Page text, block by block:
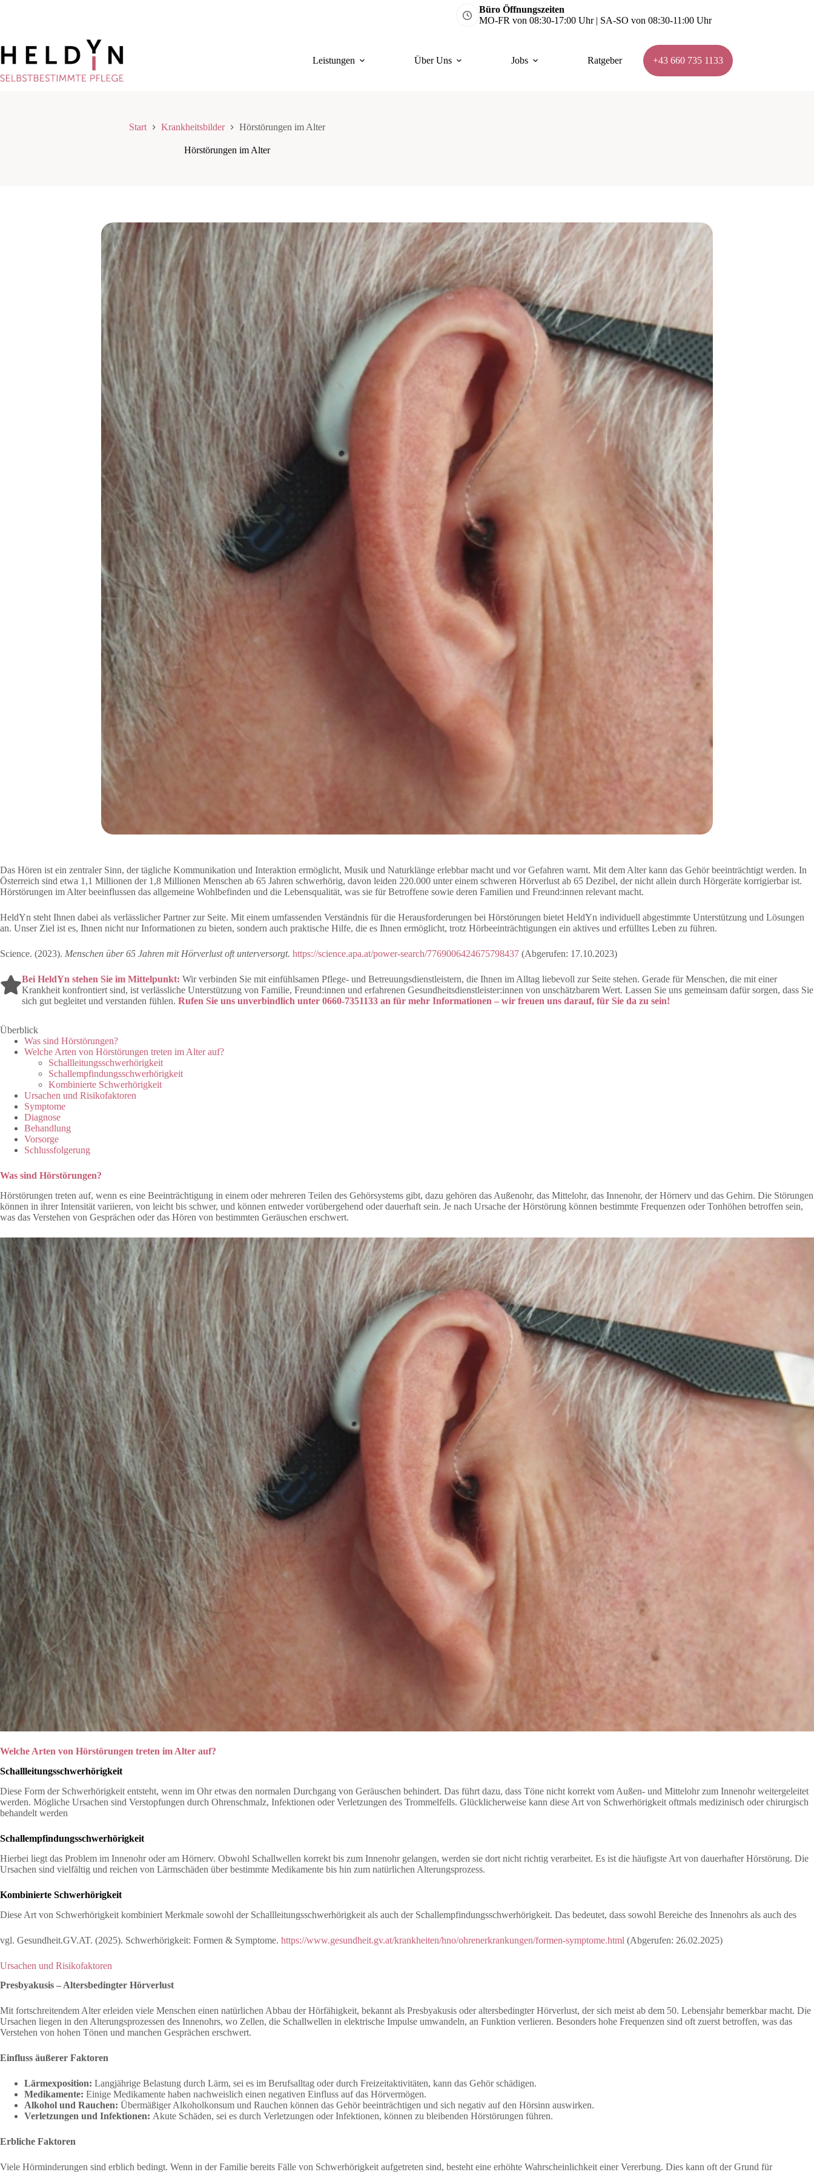
Büro Öffnungszeiten
MO-FR von 08:30-17:00 Uhr | SA-SO von 08:30-11:00 Uhr
Leistungen Über Uns Jobs Ratgeber +43 660 735 1133
Start Krankheitsbilder Hörstörungen im Alter
Hörstörungen im Alter
Das Hören ist ein zentraler Sinn, der tägliche Kommunikation und Interaktion ermöglicht, Musik und Naturklänge erlebbar macht und vor Gefahren warnt. Mit dem Alter kann das Gehör beeinträchtigt werden. In
Österreich sind etwa 1,1 Millionen der 1,8 Millionen Menschen ab 65 Jahren schwerhörig, davon leiden 220.000 unter einem schweren Hörverlust ab 65 Dezibel, der nicht allein durch Hörgeräte korrigierbar ist.
Hörstörungen im Alter beeinflussen das allgemeine Wohlbefinden und die Lebensqualität, was sie für Betroffene sowie deren Familien und Freund:innen relevant macht.
HeldYn steht Ihnen dabei als verlässlicher Partner zur Seite. Mit einem umfassenden Verständnis für die Herausforderungen bei Hörstörungen bietet HeldYn individuell abgestimmte Unterstützung und Lösungen
an. Unser Ziel ist es, Ihnen nicht nur Informationen zu bieten, sondern auch praktische Hilfe, die es Ihnen ermöglicht, trotz Hörbeeinträchtigungen ein aktives und erfülltes Leben zu führen.
Science. (2023). Menschen über 65 Jahren mit Hörverlust oft unterversorgt. https://science.apa.at/power-search/7769006424675798437 (Abgerufen: 17.10.2023)
Bei HeldYn stehen Sie im Mittelpunkt: Wir verbinden Sie mit einfühlsamen Pflege- und Betreuungsdienstleistern, die Ihnen im Alltag liebevoll zur Seite stehen. Gerade für Menschen, die mit einer
Krankheit konfrontiert sind, ist verlässliche Unterstützung von Familie, Freund:innen und erfahrenen Gesundheitsdienstleister:innen von unschätzbarem Wert. Lassen Sie uns gemeinsam dafür sorgen, dass Sie
sich gut begleitet und verstanden fühlen. Rufen Sie uns unverbindlich unter 0660-7351133 an für mehr Informationen – wir freuen uns darauf, für Sie da zu sein!
Überblick
Was sind Hörstörungen?
Welche Arten von Hörstörungen treten im Alter auf?
Schallleitungsschwerhörigkeit
Schallempfindungsschwerhörigkeit
Kombinierte Schwerhörigkeit
Ursachen und Risikofaktoren
Symptome
Diagnose
Behandlung
Vorsorge
Schlussfolgerung
Was sind Hörstörungen?
Hörstörungen treten auf, wenn es eine Beeinträchtigung in einem oder mehreren Teilen des Gehörsystems gibt, dazu gehören das Außenohr, das Mittelohr, das Innenohr, der Hörnerv und das Gehirn. Die Störungen
können in ihrer Intensität variieren, von leicht bis schwer, und können entweder vorübergehend oder dauerhaft sein. Je nach Ursache der Hörstörung können bestimmte Frequenzen oder Tonhöhen betroffen sein,
was das Verstehen von Gesprächen oder das Hören von bestimmten Geräuschen erschwert.
Welche Arten von Hörstörungen treten im Alter auf?
Schallleitungsschwerhörigkeit
Diese Form der Schwerhörigkeit entsteht, wenn im Ohr etwas den normalen Durchgang von Geräuschen behindert. Das führt dazu, dass Töne nicht korrekt vom Außen- und Mittelohr zum Innenohr weitergeleitet
werden. Mögliche Ursachen sind Verstopfungen durch Ohrenschmalz, Infektionen oder Verletzungen des Trommelfells. Glücklicherweise kann diese Art von Schwerhörigkeit oftmals medizinisch oder chirurgisch
behandelt werden
Schallempfindungsschwerhörigkeit
Hierbei liegt das Problem im Innenohr oder am Hörnerv. Obwohl Schallwellen korrekt bis zum Innenohr gelangen, werden sie dort nicht richtig verarbeitet. Es ist die häufigste Art von dauerhafter Hörstörung. Die
Ursachen sind vielfältig und reichen von Lärmschäden über bestimmte Medikamente bis hin zum natürlichen Alterungsprozess.
Kombinierte Schwerhörigkeit
Diese Art von Schwerhörigkeit kombiniert Merkmale sowohl der Schallleitungsschwerhörigkeit als auch der Schallempfindungsschwerhörigkeit. Das bedeutet, dass sowohl Bereiche des Innenohrs als auch des
vgl. Gesundheit.GV.AT. (2025). Schwerhörigkeit: Formen & Symptome. https://www.gesundheit.gv.at/krankheiten/hno/ohrenerkrankungen/formen-symptome.html (Abgerufen: 26.02.2025)
Ursachen und Risikofaktoren
Presbyakusis – Altersbedingter Hörverlust
Mit fortschreitendem Alter erleiden viele Menschen einen natürlichen Abbau der Hörfähigkeit, bekannt als Presbyakusis oder altersbedingter Hörverlust, der sich meist ab dem 50. Lebensjahr bemerkbar macht. Die
Ursachen liegen in den Alterungsprozessen des Innenohrs, wo Zellen, die Schallwellen in elektrische Impulse umwandeln, an Funktion verlieren. Besonders hohe Frequenzen sind oft zuerst betroffen, was das
Verstehen von hohen Tönen und manchen Gesprächen erschwert.
Einfluss äußerer Faktoren
Lärmexposition: Langjährige Belastung durch Lärm, sei es im Berufsalltag oder durch Freizeitaktivitäten, kann das Gehör schädigen.
Medikamente: Einige Medikamente haben nachweislich einen negativen Einfluss auf das Hörvermögen.
Alkohol und Rauchen: Übermäßiger Alkoholkonsum und Rauchen können das Gehör beeinträchtigen und sich negativ auf den Hörsinn auswirken.
Verletzungen und Infektionen: Akute Schäden, sei es durch Verletzungen oder Infektionen, können zu bleibenden Hörstörungen führen.
Erbliche Faktoren
Viele Hörminderungen sind erblich bedingt. Wenn in der Familie bereits Fälle von Schwerhörigkeit aufgetreten sind, besteht eine erhöhte Wahrscheinlichkeit einer Vererbung. Dies kann oft der Grund für